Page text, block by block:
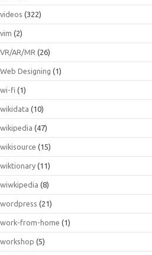
videos (322)
vim (2)
VR/AR/MR (26)
Web Designing (1)
wi-fi (1)
wikidata (10)
wikipedia (47)
wikisource (15)
wiktionary (11)
wiwkipedia (8)
wordpress (21)
work-from-home (1)
workshop (5)